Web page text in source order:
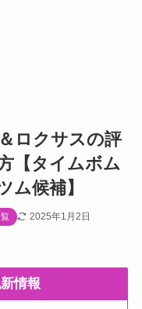
ロクサスの評
【タイムボム
ム候補】
2025年1月2日
情報